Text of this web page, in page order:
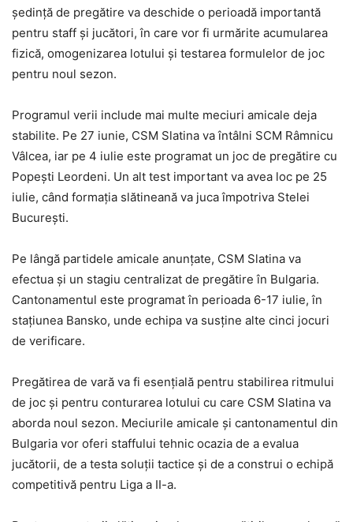
ședință de pregătire va deschide o perioadă importantă
pentru staff și jucători, în care vor fi urmărite acumularea
fizică, omogenizarea lotului și testarea formulelor de joc
pentru noul sezon.
Programul verii include mai multe meciuri amicale deja
stabilite. Pe 27 iunie, CSM Slatina va întâlni SCM Râmnicu
Vâlcea, iar pe 4 iulie este programat un joc de pregătire cu
Popești Leordeni. Un alt test important va avea loc pe 25
iulie, când formația slătineană va juca împotriva Stelei
București.
Pe lângă partidele amicale anunțate, CSM Slatina va
efectua și un stagiu centralizat de pregătire în Bulgaria.
Cantonamentul este programat în perioada 6-17 iulie, în
stațiunea Bansko, unde echipa va susține alte cinci jocuri
de verificare.
Pregătirea de vară va fi esențială pentru stabilirea ritmului
de joc și pentru conturarea lotului cu care CSM Slatina va
aborda noul sezon. Meciurile amicale și cantonamentul din
Bulgaria vor oferi staffului tehnic ocazia de a evalua
jucătorii, de a testa soluții tactice și de a construi o echipă
competitivă pentru Liga a II-a.